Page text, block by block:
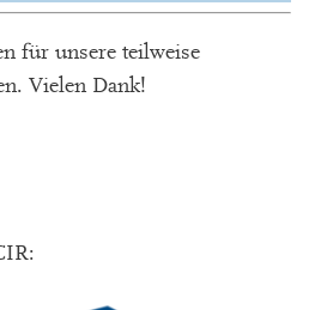
für unsere teilweise
Vielen Dank!